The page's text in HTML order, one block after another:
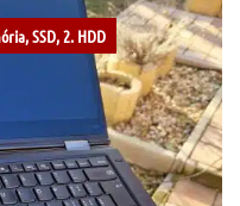
SSD, 2. HDD